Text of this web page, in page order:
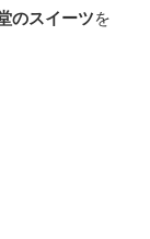
のスイーツを